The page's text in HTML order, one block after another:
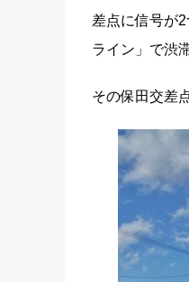
差点に信号が
ライン」で渋
その保田交差